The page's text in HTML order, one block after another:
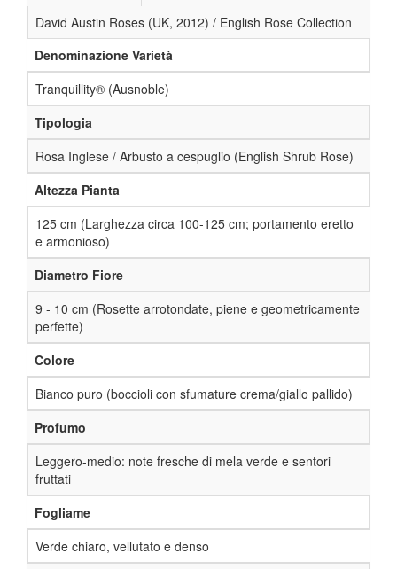
David Austin Roses (UK, 2012) / English Rose Collection
Denominazione Varietà
Tranquillity® (Ausnoble)
Tipologia
Rosa Inglese / Arbusto a cespuglio (English Shrub Rose)
Altezza Pianta
125 cm (Larghezza circa 100-125 cm; portamento eretto
e armonioso)
Diametro Fiore
9 - 10 cm (Rosette arrotondate, piene e geometricamente
perfette)
Colore
Bianco puro (boccioli con sfumature crema/giallo pallido)
Profumo
Leggero-medio: note fresche di mela verde e sentori
fruttati
Fogliame
Verde chiaro, vellutato e denso